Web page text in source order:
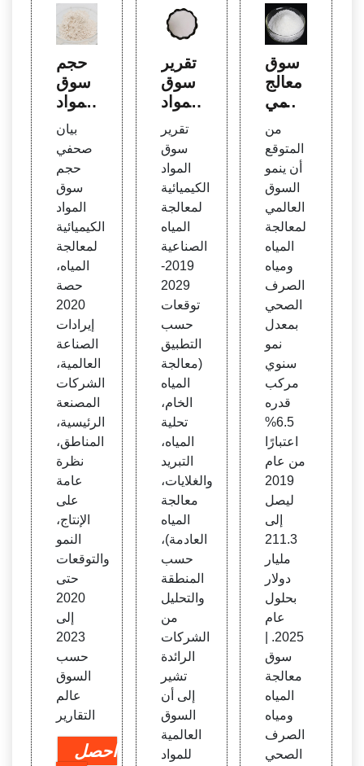
حجم
سوق
المواد
الكيمي
ائية ل
معالج
ة المي
اه، ح
صة 2
020 ع
الميًا
بيان
صحفي
حجم
سوق
المواد
الكيميائية
لمعالجة
المياه،
حصة
2020
إيرادات
الصناعة
العالمية،
الشركات
المصنعة
الرئيسية،
المناطق،
نظرة
عامة
على
الإنتاج،
النمو
والتوقعات
حتى
2020
إلى
2023
حسب
السوق
عالم
التقارير
احصل
تقرير
سوق
المواد
الكيمي
ائية ل
معالج
ة المي
اه الص
ناعية
2019
تقرير
سوق
المواد
الكيميائية
لمعالجة
المياه
الصناعية
2019-
2029
توقعات
حسب
التطبيق
(معالجة
المياه
الخام،
تحلية
المياه،
التبريد
والغلايات،
معالجة
المياه
العادمة)،
حسب
المنطقة
والتحليل
من
الشركات
الرائدة
تشير
إلى أن
السوق
العالمية
للمواد
سوق
معالج
ة المي
اه الص
رف ال
صحي
- فرص
ة عال
مية
من
المتوقع
أن ينمو
السوق
العالمي
لمعالجة
المياه
ومياه
الصرف
الصحي
بمعدل
نمو
سنوي
مركب
قدره
6.5%
اعتبارًا
من عام
2019
ليصل
إلى
211.3
مليار
دولار
بحلول
عام
2025. |
سوق
معالجة
المياه
ومياه
الصرف
الصحي